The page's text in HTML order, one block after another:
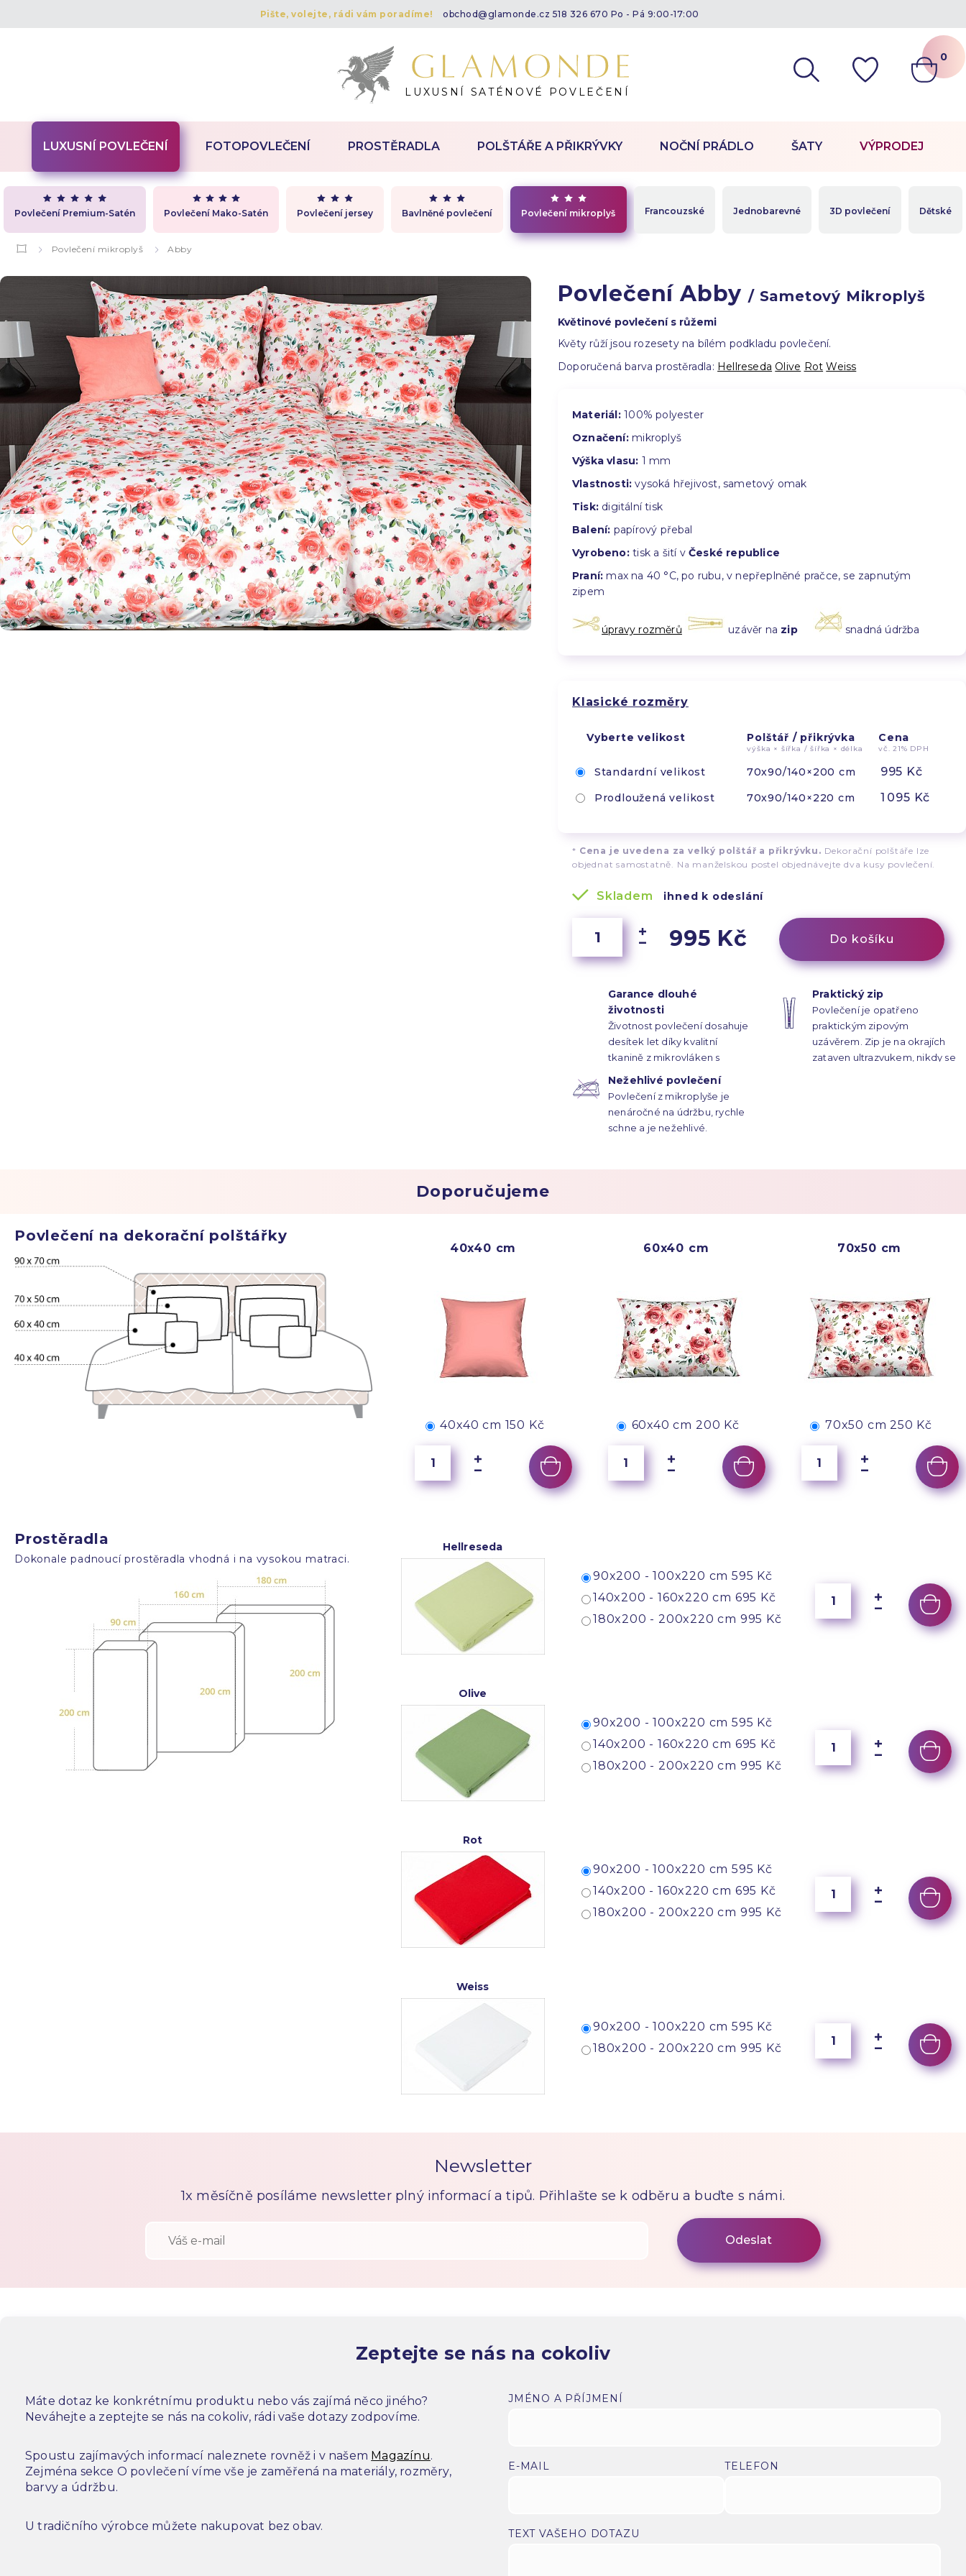
Pište, volejte, rádi vám poradíme! obchod@glamonde.cz 518 326 670 Po - Pá 9:00-17:00
LUXUSNÍ SATÉNOVÉ POVLEČENÍ
0
LUXUSNÍ POVLEČENÍ
Povlečení Premium-Satén Povlečení Mako-Satén Povlečení jersey Bavlněné povlečení Povlečení mikroplyš Francouzské Jednobarevné 3D povlečení Dětské
FOTOPOVLEČENÍ PROSTĚRADLA POLŠTÁŘE A PŘIKRÝVKY NOČNÍ PRÁDLO ŠATY VÝPRODEJ
Povlečení mikroplyš Abby
Povlečení Abby/ Sametový Mikroplyš
Květinové povlečení s růžemi
Květy růží jsou rozesety na bílém podkladu povlečení.
Doporučená barva prostěradla: Hellreseda Olive Rot Weiss
Materiál:100% polyester
Označení:mikroplyš
Výška vlasu: 1 mm
Vlastnosti: vysoká hřejivost, sametový omak
Tisk: digitální tisk
Balení: papírový přebal
Vyrobeno:tisk a šití v České republice
Praní: max na 40 °C, po rubu, v nepřeplněné pračce, se zapnutým
zipem
úpravy rozměrů uzávěr na zip snadná údržba
Klasické rozměry
Vyberte velikost Polštář / přikrývka
výška × šířka / šířka × délka
Cena
vč. 21% DPH
Standardní velikost 70x90/140×200 cm 995 Kč
Prodloužená velikost 70x90/140×220 cm 1 095 Kč
* Cena je uvedena za velký polštář a přikrývku. Dekorační polštáře lze
objednat samostatně. Na manželskou postel objednávejte dva kusy povlečení.
Skladem ihned k odeslání
995 Kč Do košíku
Garance dlouhé
životnosti
Životnost povlečení dosahuje
desítek let díky kvalitní
tkanině z mikrovláken s
vlasem vysokým pouze 1 mm.
Praktický zip
Povlečení je opatřeno
praktickým zipovým
uzávěrem. Zip je na okrajích
zataven ultrazvukem, nikdy se
Nežehlivé povlečení
Povlečení z mikroplyše je
nenáročné na údržbu, rychle
schne a je nežehlivé.
Doporučujeme
Povlečení na dekorační polštářky
40x40 cm
40x40 cm 150 Kč
60x40 cm
60x40 cm 200 Kč
70x50 cm
70x50 cm 250 Kč
Prostěradla
Dokonale padnoucí prostěradla vhodná i na vysokou matraci.
Hellreseda
90x200 - 100x220 cm 595 Kč
140x200 - 160x220 cm 695 Kč
180x200 - 200x220 cm 995 Kč
Olive
90x200 - 100x220 cm 595 Kč
140x200 - 160x220 cm 695 Kč
180x200 - 200x220 cm 995 Kč
Rot
90x200 - 100x220 cm 595 Kč
140x200 - 160x220 cm 695 Kč
180x200 - 200x220 cm 995 Kč
Weiss
90x200 - 100x220 cm 595 Kč
180x200 - 200x220 cm 995 Kč
Newsletter
1x měsíčně posíláme newsletter plný informací a tipů. Přihlašte se k odběru a buďte s námi.
Zeptejte se nás na cokoliv
Máte dotaz ke konkrétnímu produktu nebo vás zajímá něco jiného?
Neváhejte a zeptejte se nás na cokoliv, rádi vaše dotazy zodpovíme.
Spoustu zajímavých informací naleznete rovněž i v našem Magazínu.
Zejména sekce O povlečení víme vše je zaměřená na materiály, rozměry,
barvy a údržbu.
U tradičního výrobce můžete nakupovat bez obav.
JMÉNO A PŘÍJMENÍ
E-MAIL TELEFON
TEXT VAŠEHO DOTAZU